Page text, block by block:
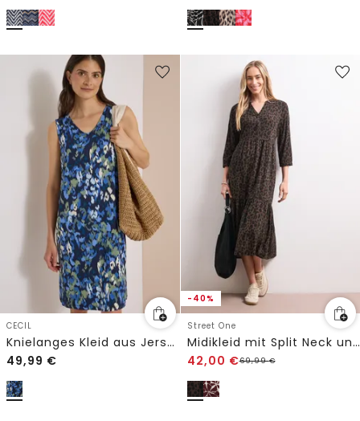
CECIL
Knielanges Kleid aus Jersey mit Print
49,99 €
-40%
Street One
Midikleid mit Split Neck und Print
42,00 €69,99€